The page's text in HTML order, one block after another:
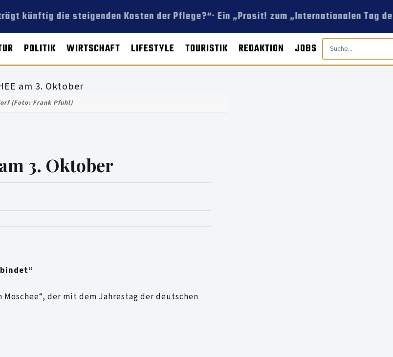
künftig die steigenden Kosten der Pflege?“ Ein „Prosit! zum „Internationalen Tag
POLITIK WIRTSCHAFT LIFESTYLE TOURISTIK REDAKTION JOBS
(Foto: Frank Pfuhl)
3. Oktober
der mit dem Jahrestag der deutschen